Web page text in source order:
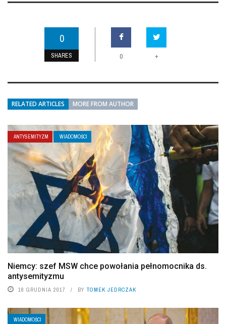
0
SHARES 0 +
RELATED ARTICLES MORE FROM AUTHOR
ANTYSEMITYZM WIADOMOŚCI
Niemcy: szef MSW chce powołania pełnomocnika ds.
antysemityzmu
18 GRUDNIA 2017 BY TOMEK JEDRCZAK
WIADOMOŚCI